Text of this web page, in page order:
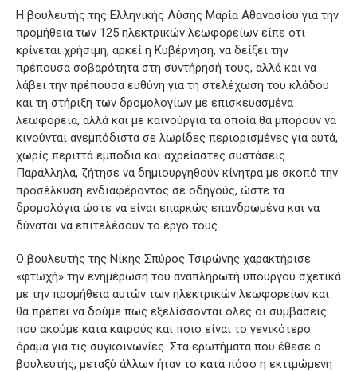
Η βουλευτής της Ελληνικής Λύσης Μαρία Αθανασίου για την
προμήθεια των 125 ηλεκτρικών λεωφορείων είπε ότι
κρίνεται χρήσιμη, αρκεί η Κυβέρνηση, να δείξει την
πρέπουσα σοβαρότητα στη συντήρησή τους, αλλά και να
λάβει την πρέπουσα ευθύνη για τη στελέχωση του κλάδου
και τη στήριξη των δρομολογίων με επισκευασμένα
λεωφορεία, αλλά και με καινούργια τα οποία θα μπορούν να
κινούνται ανεμπόδιστα σε λωρίδες περιορισμένες για αυτά,
χωρίς περιττά εμπόδια και αχρείαστες συστάσεις.
Παράλληλα, ζήτησε να δημιουργηθούν κίνητρα με σκοπό την
προσέλκυση ενδιαφέροντος σε οδηγούς, ώστε τα
δρομολόγια ώστε να είναι επαρκώς επανδρωμένα και να
δύναται να επιτελέσουν το έργο τους.
Ο βουλευτής της Νίκης Σπύρος Τσιρώνης χαρακτήρισε
«φτωχή» την ενημέρωση του αναπληρωτή υπουργού σχετικά
με την προμήθεια αυτών των ηλεκτρικών λεωφορείων και
θα πρέπει να δούμε πως εξελίσσονται όλες οι συμβάσεις
που ακούμε κατά καιρούς και ποιο είναι το γενικότερο
όραμα για τις συγκοινωνίες. Στα ερωτήματα που έθεσε ο
βουλευτής, μεταξύ άλλων ήταν το κατά πόσο η εκτιμώμενη